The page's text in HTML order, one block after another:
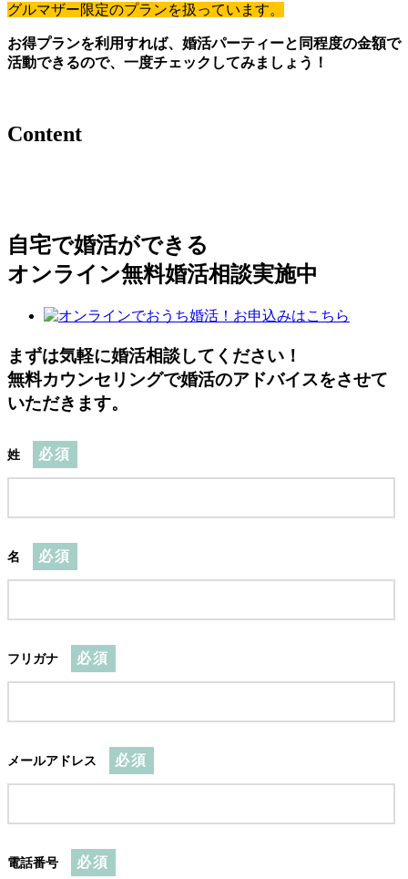
グルマザー限定のプランを扱っています。
お得プランを利用すれば、婚活パーティーと同程度の金額で
活動できるので、一度チェックしてみましょう！
Content
自宅で婚活ができる
オンライン無料婚活相談実施中
まずは気軽に婚活相談してください！
無料カウンセリングで婚活のアドバイスをさせて
いただきます。
姓 必須
名 必須
フリガナ 必須
メールアドレス 必須
電話番号 必須